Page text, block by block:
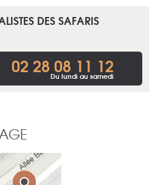
DES SAFARIS
02 28 08 11 12
Du lundi au samedi